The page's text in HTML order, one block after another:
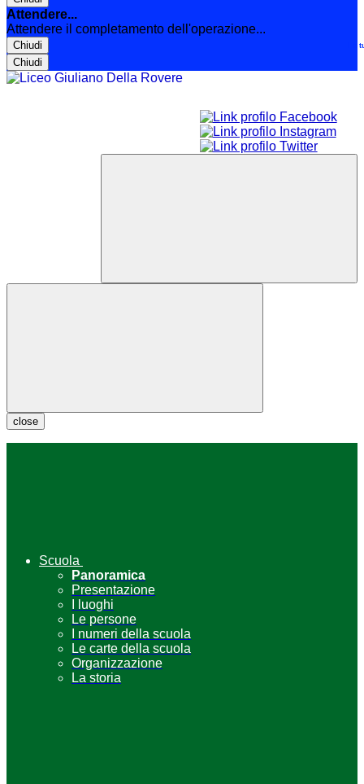
Attendere...
Attendere il completamento dell'operazione...
Chiudi
Chiudi
Le
close
Scuola
Panoramica
Presentazione
I luoghi
Le persone
I numeri della scuola
Le carte della scuola
Organizzazione
La storia